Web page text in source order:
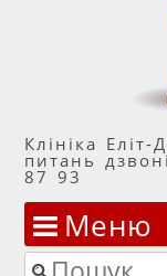
Клініка
питань
87 93
Меню
Перейти до змісту
Пошук